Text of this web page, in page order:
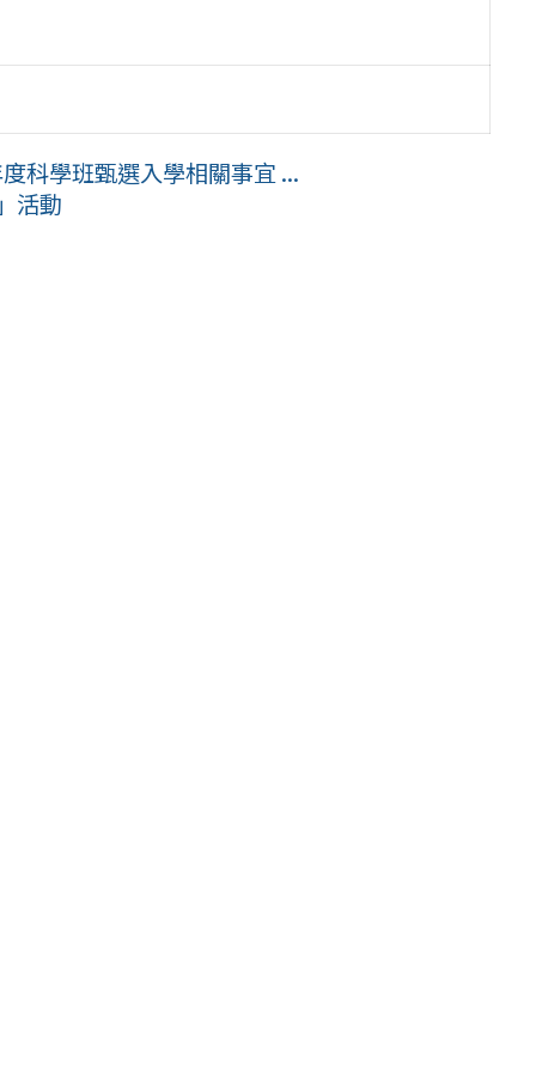
科學班甄選入學相關事宜 ...
活動